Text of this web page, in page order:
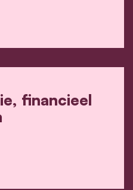
en verenigingen
financieel
en patrimonium